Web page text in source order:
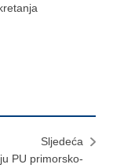
Sljedeća
PU primorsko-